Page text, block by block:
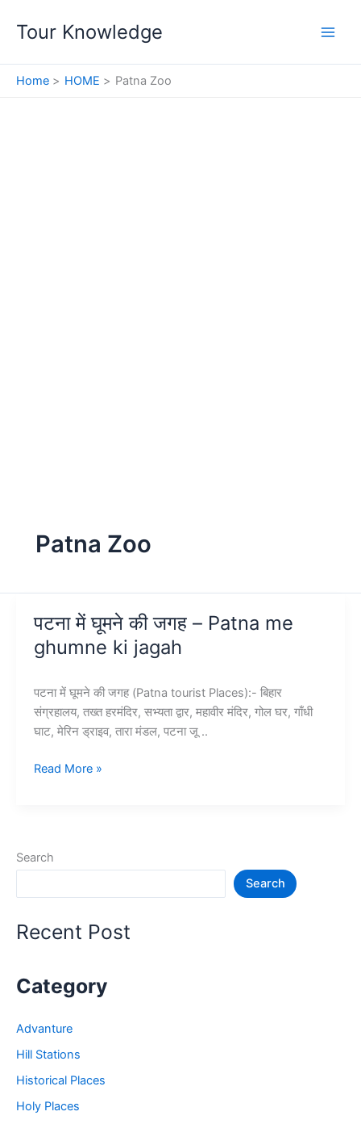
Tour Knowledge
Home HOME Patna Zoo
Patna Zoo
पटना में घूमने की जगह – Patna me
ghumne ki jagah
पटना में घूमने की जगह (Patna tourist Places):- बिहार
संग्रहालय, तख्त हरमंदिर, सभ्यता द्वार, महावीर मंदिर, गोल घर, गाँधी
घाट, मेरिन ड्राइव, तारा मंडल, पटना जू ..
पटना
–
ghumne
ki
Read More »
Search
Search
Recent Post
Category
Advanture
Hill Stations
Historical Places
Holy Places